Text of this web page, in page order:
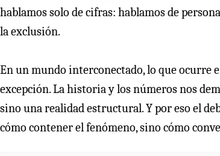
hablamos solo de cifras: hablamos de
la exclusión.
En un mundo interconectado, lo que ocurre
excepción. La historia y los números nos
sino una realidad estructural. Y por eso el
cómo contener el fenómeno, sino cómo